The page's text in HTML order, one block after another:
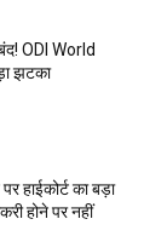
बंद! ODI World
झटका
हाईकोर्ट का बड़ा
होने पर नहीं